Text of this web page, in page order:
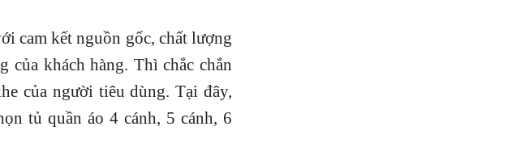
cam kết nguồn gốc, chất lượng
của khách hàng. Thì chắc chắn
của người tiêu dùng. Tại đây,
tủ quần áo 4 cánh, 5 cánh, 6